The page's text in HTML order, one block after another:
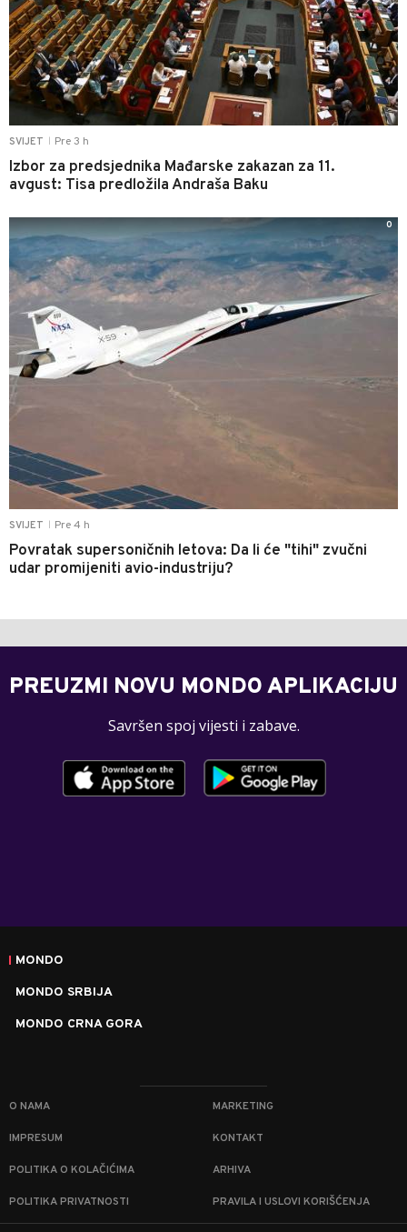
SVIJET Pre 3 h
Izbor za predsjednika Mađarske zakazan za 11.
avgust: Tisa predložila Andraša Baku
SVIJET Pre 4 h
Povratak supersoničnih letova: Da li će "tihi" zvučni
udar promijeniti avio-industriju?
0
PREUZMI NOVU MONDO APLIKACIJU
Savršen spoj vijesti i zabave.
MONDO
MONDO SRBIJA
MONDO CRNA GORA
O NAMA MARKETING
IMPRESUM KONTAKT
POLITIKA O KOLAČIĆIMA ARHIVA
POLITIKA PRIVATNOSTI PRAVILA I USLOVI KORIŠĆENJA